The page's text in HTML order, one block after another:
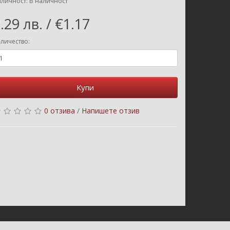
лв. / €1.17
Купи
0 отзива / Напишете отзив